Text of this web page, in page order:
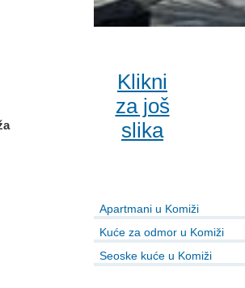
Klikni
za još
slika
Apartmani u Komiži
Kuće za odmor u Komiži
Seoske kuće u Komiži